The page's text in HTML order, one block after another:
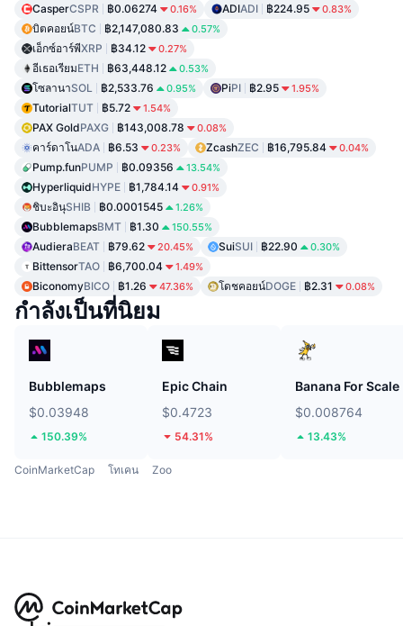
CasperCSPR ฿0.06274 0.16% ADIADI ฿224.95 0.83%
บิตคอยน์BTC ฿2,147,080.83 0.57%
เอ็กซ์อาร์พีXRP ฿34.12 0.27%
อีเธอเรียมETH ฿63,448.12 0.53%
โซลานาSOL ฿2,533.76 0.95% PiPI ฿2.95 1.95%
TutorialTUT ฿5.72 1.54%
PAX GoldPAXG ฿143,008.78 0.08%
คาร์ดาโนADA ฿6.53 0.23% ZcashZEC ฿16,795.84 0.04%
Pump.funPUMP ฿0.09356 13.54%
HyperliquidHYPE ฿1,784.14 0.91%
ชิบะอินุSHIB ฿0.0001545 1.26%
BubblemapsBMT ฿1.30 150.55%
AudieraBEAT ฿79.62 20.45% SuiSUI ฿22.90 0.30%
BittensorTAO ฿6,700.04 1.49%
BiconomyBICO ฿1.26 47.36% โดชคอยน์DOGE ฿2.31 0.08%
กำลังเป็นที่นิยม
Bubblemaps
$0.03948
150.39%
Epic Chain
$0.4723
54.31%
Banana For Scale
$0.008764
13.43%
CoinMarketCap โทเคน Zoo